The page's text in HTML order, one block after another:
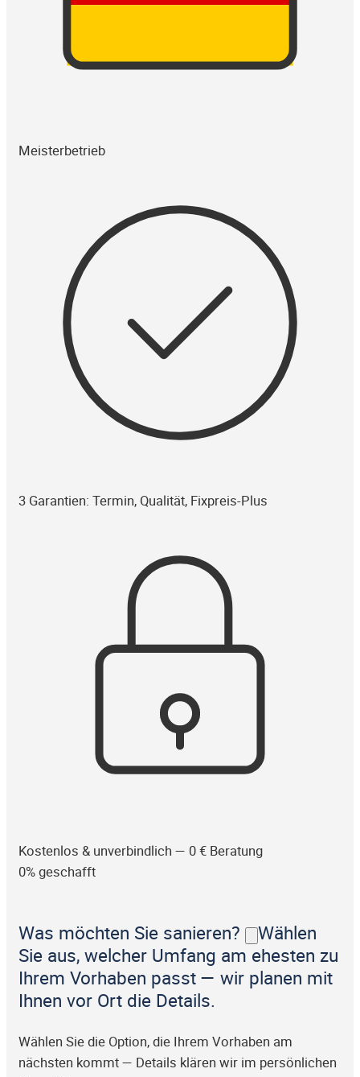
Meisterbetrieb
3 Garantien: Termin, Qualität, Fixpreis-Plus
Kostenlos & unverbindlich — 0 € Beratung
0% geschafft
Was möchten Sie sanieren?
Wählen
Sie aus, welcher Umfang am ehesten zu
Ihrem Vorhaben passt — wir planen mit
Ihnen vor Ort die Details.
Wählen Sie die Option, die Ihrem Vorhaben am
nächsten kommt — Details klären wir im persönlichen